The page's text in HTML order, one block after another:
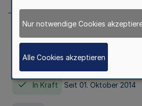
Gesetz über die
Nordrhein-Westfalen
HG)
In Kraft Seit 01. Oktober 2014
Nur notwendige Cookies
Alle Cookies akzeptieren